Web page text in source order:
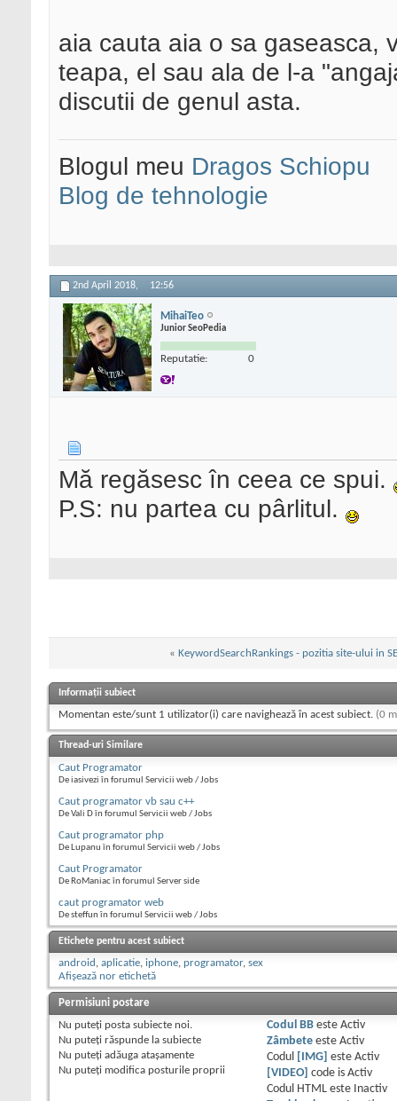
aia cauta aia o sa gaseasca,
teapa, el sau ala de l-a
discutii de genul asta.
Blogul meu Dragos Schiopu
Blog de tehnologie
2nd April 2018, 12:56
MihaiTeo
Junior SeoPedia
Reputatie: 0
Mă regăsesc în ceea ce spui.
P.S: nu partea cu pârlitul.
« KeywordSearchRankings - pozitia site-ului in
Informații subiect
Momentan este/sunt 1 utilizator(i) care navighează în acest subiect. (0
Thread-uri Similare
Caut Programator
De iasivezi în forumul Servicii web / Jobs
Caut programator vb sau c++
De Vali D în forumul Servicii web / Jobs
Caut programator php
De Lupanu în forumul Servicii web / Jobs
Caut Programator
De RoManiac în forumul Server side
caut programator web
De steffun în forumul Servicii web / Jobs
Etichete pentru acest subiect
android , aplicatie, iphone, programator, sex
Afișează nor etichetă
Permisiuni postare
Nu puteţi posta subiecte noi.
Nu puteţi răspunde la subiecte
Nu puteţi adăuga ataşamente
Nu puteţi modifica posturile proprii
Codul BBeste Activ
Zâmbeteeste Activ
Codul
[IMG] este Activ
[VIDEO] code is Activ
Codul HTML este
Inactiv